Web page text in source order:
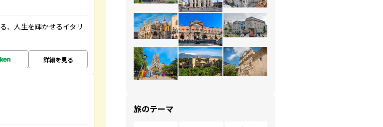
、人生を輝かせるイタリ
詳細を見る
旅のテーマ